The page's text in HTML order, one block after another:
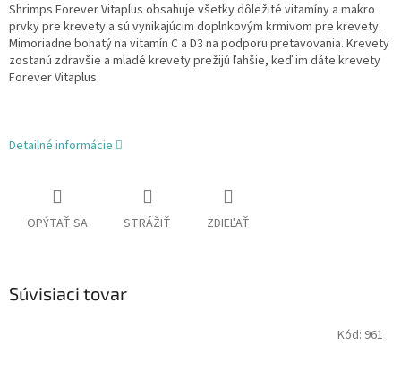
Shrimps Forever Vitaplus obsahuje všetky dôležité vitamíny a makro
prvky pre krevety a sú vynikajúcim doplnkovým krmivom pre krevety.
Mimoriadne bohatý na vitamín C a D3 na podporu pretavovania. Krevety
zostanú zdravšie a mladé krevety prežijú ľahšie, keď im dáte krevety
Forever Vitaplus.
Detailné informácie
OPÝTAŤ SA STRÁŽIŤ ZDIEĽAŤ
Súvisiaci tovar
Kód: 961